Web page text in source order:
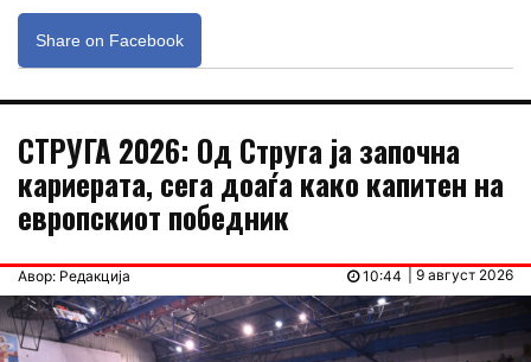
Share on Facebook
СТРУГА 2026: Од Струга ја започна
кариерата, сега доаѓа како капитен на
европскиот победник
Авор: Редакција | 9 август 2026
10:44